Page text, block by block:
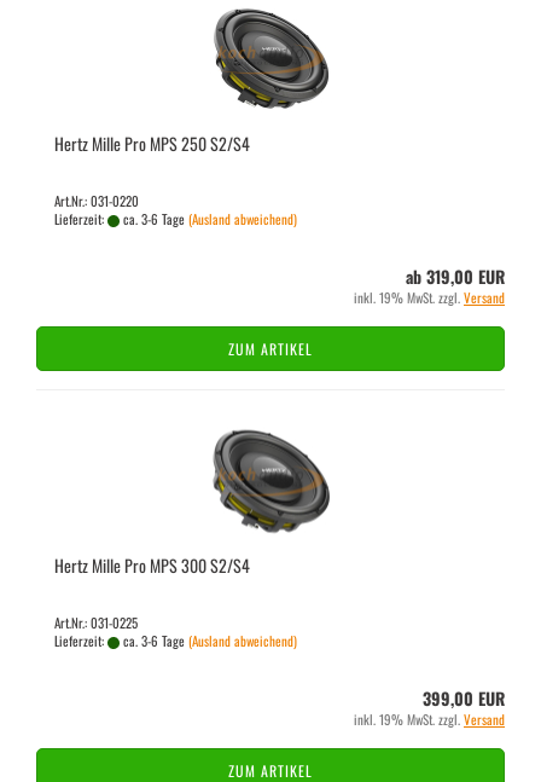
Hertz Mille Pro MPS 250 S2/S4
Art.Nr.: 031-0220
Lieferzeit:
ca. 3-6 Tage(Ausland abweichend)
ab 319,00 EUR
inkl. 19% MwSt. zzgl.Versand
ZUM ARTIKEL
Hertz Mille Pro MPS 300 S2/S4
Art.Nr.: 031-0225
Lieferzeit:
ca. 3-6 Tage(Ausland abweichend)
399,00 EUR
inkl. 19% MwSt. zzgl.Versand
ZUM ARTIKEL